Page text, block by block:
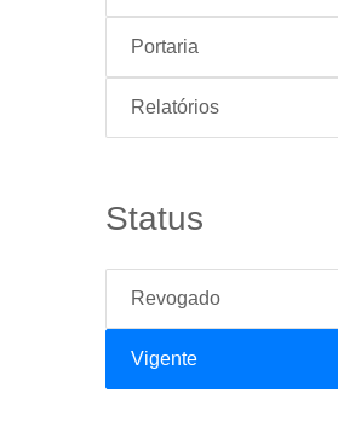
Portaria
Relatórios
Status
Revogado
Vigente